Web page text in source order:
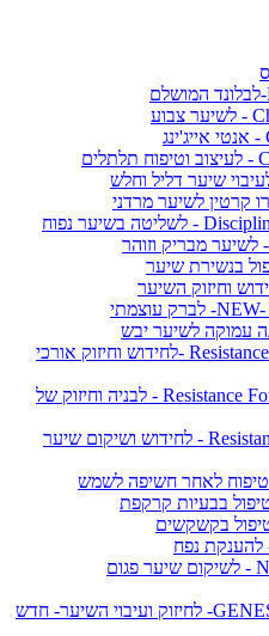
- Resistance Extentioniste -לחידוש וחיזוק אורכי
- Resistance Force Architecte - לבניה וחיזוק של
- Resistance Therapiste - לחידוש ושיקום שיער
- GENESIS HOMME- לחיזוק ועיבוי השיער- חדש